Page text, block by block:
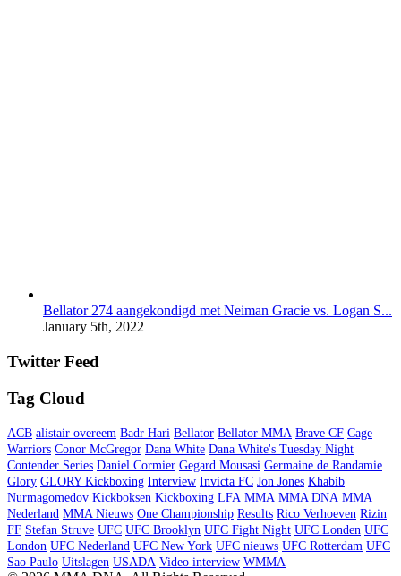
Bellator 274 aangekondigd met Neiman Gracie vs. Logan S...
January 5th, 2022
Twitter Feed
Tag Cloud
ACB alistair overeem Badr Hari Bellator Bellator MMA Brave CF Cage
Warriors Conor McGregor Dana White Dana White's Tuesday Night
Contender Series Daniel Cormier Gegard Mousasi Germaine de Randamie
Glory GLORY Kickboxing Interview Invicta FC Jon Jones Khabib
Nurmagomedov Kickboksen Kickboxing LFA MMA MMA DNA MMA
Nederland MMA Nieuws One Championship Results Rico Verhoeven Rizin
FF Stefan Struve UFC UFC Brooklyn UFC Fight Night UFC Londen UFC
London UFC Nederland UFC New York UFC nieuws UFC Rotterdam UFC
Sao Paulo Uitslagen USADA Video interview WMMA